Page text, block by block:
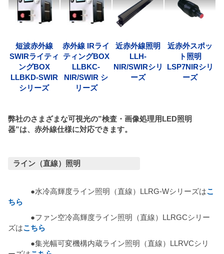
短波赤外線
SWIRライティ
ングBOX
LLBKD-SWIR
シリーズ
赤外線 IRライ
ティングBOX
LLBKC-
NIR/SWIR シ
リーズ
近赤外線照明
LLH-
NIR/SWIRシリ
ーズ
近赤外スポッ
ト照明
LSP7NIRシリ
ーズ
弊社のさまざまな可視光の”検査・画像処理用LED照明
器”は、赤外線仕様に対応できます。
ライン（直線）照明
●水冷高輝度ライン照明（直線）LLRG-Wシリーズはこ
ちら
●ファン空冷高輝度ライン照明（直線）LLRGCシリー
ズはこちら
●集光幅可変機構内蔵ライン照明（直線）LLRVCシリ